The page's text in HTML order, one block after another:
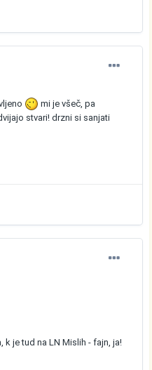
mi je všeč, pa
stvari! drzni si sanjati
k je tud na LN Mislih - fajn, ja!